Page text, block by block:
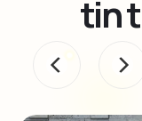
tin